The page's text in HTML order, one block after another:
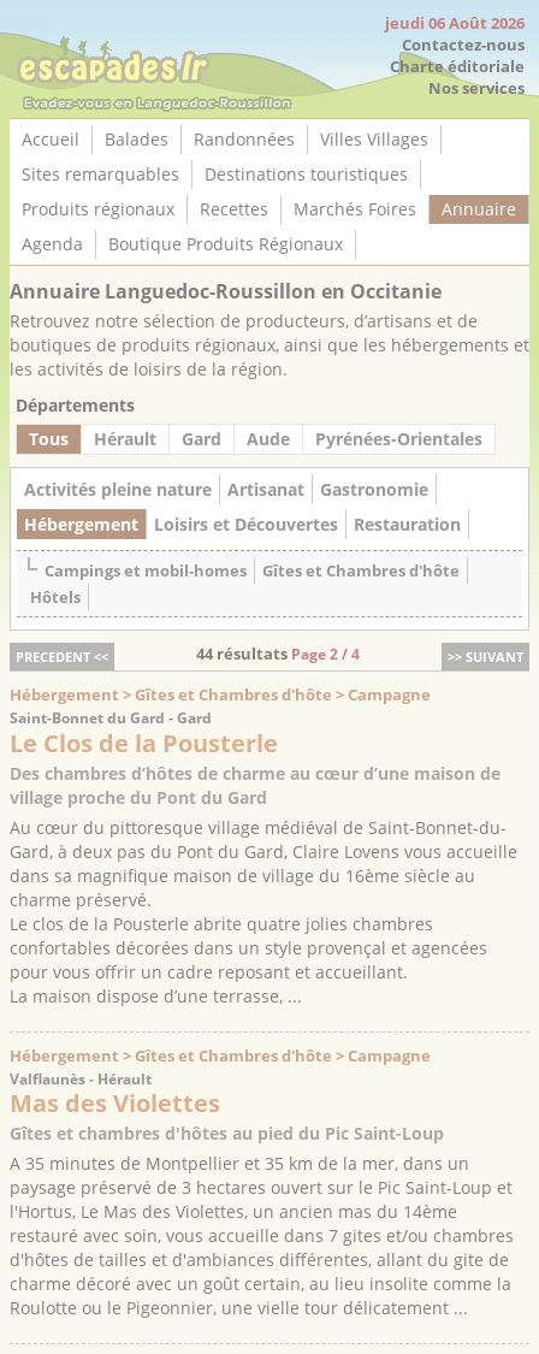
jeudi 06 Août 2026
Contactez-nous
Charte éditoriale
Nos services
Accueil Balades Randonnées
Villes Villages
Sites remarquables
Destinations touristiques
Produits régionaux
Recettes Marchés Foires
Annuaire
Agenda
Boutique Produits Régionaux
Annuaire Languedoc-Roussillon en Occitanie
Retrouvez notre sélection de producteurs, d’artisans et de
boutiques de produits régionaux, ainsi que les hébergements et
les activités de loisirs de la région.
Départements
Tous
Hérault Gard Aude Pyrénées-Orientales
Activités pleine nature Artisanat
Gastronomie
Hébergement
Loisirs et Découvertes Restauration
Campings et mobil-homes
Gîtes et Chambres d'hôte
Hôtels
PRECEDENT << >> SUIVANT
44 résultats Page 2 / 4
Hébergement > Gîtes et Chambres d'hôte > Campagne
Saint-Bonnet du Gard - Gard
Le Clos de la Pousterle
Des chambres d’hôtes de charme au cœur d’une maison de
village proche du Pont du Gard
Au cœur du pittoresque village médiéval de Saint-Bonnet-du-
Gard, à deux pas du Pont du Gard, Claire Lovens vous accueille
dans sa magnifique maison de village du 16ème siècle au
charme préservé.
Le clos de la Pousterle abrite quatre jolies chambres
confortables décorées dans un style provençal et agencées
pour vous offrir un cadre reposant et accueillant.
La maison dispose d’une terrasse, ...
Hébergement > Gîtes et Chambres d'hôte > Campagne
Valflaunès - Hérault
Mas des Violettes
Gîtes et chambres d'hôtes au pied du Pic Saint-Loup
A 35 minutes de Montpellier et 35 km de la mer, dans un
paysage préservé de 3 hectares ouvert sur le Pic Saint-Loup et
l'Hortus, Le Mas des Violettes, un ancien mas du 14ème
restauré avec soin, vous accueille dans 7 gites et/ou chambres
d'hôtes de tailles et d'ambiances différentes, allant du gite de
charme décoré avec un goût certain, au lieu insolite comme la
Roulotte ou le Pigeonnier, une vielle tour délicatement ...